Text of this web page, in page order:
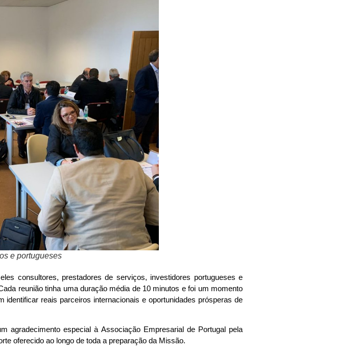
e portugueses
consultores, prestadores de serviços, investidores portugueses e
reunião tinha uma duração média de 10 minutos e foi um momento
reais parceiros internacionais e oportunidades prósperas de
agradecimento especial à Associação Empresarial de Portugal pela
oferecido ao longo de toda a preparação da Missão.